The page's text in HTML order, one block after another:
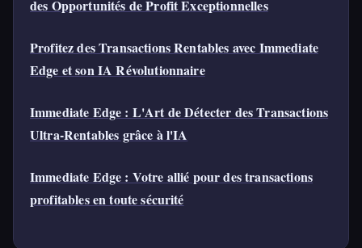
des Opportunités de Profit Exceptionnelles
Profitez des Transactions Rentables avec Immediate
Edge et son IA Révolutionnaire
Immediate Edge : L'Art de Détecter des Transactions
Ultra-Rentables grâce à l'IA
Immediate Edge : Votre allié pour des transactions
profitables en toute sécurité